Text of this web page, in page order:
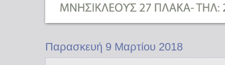
Παρασκευή 9 Μαρτίου 2018